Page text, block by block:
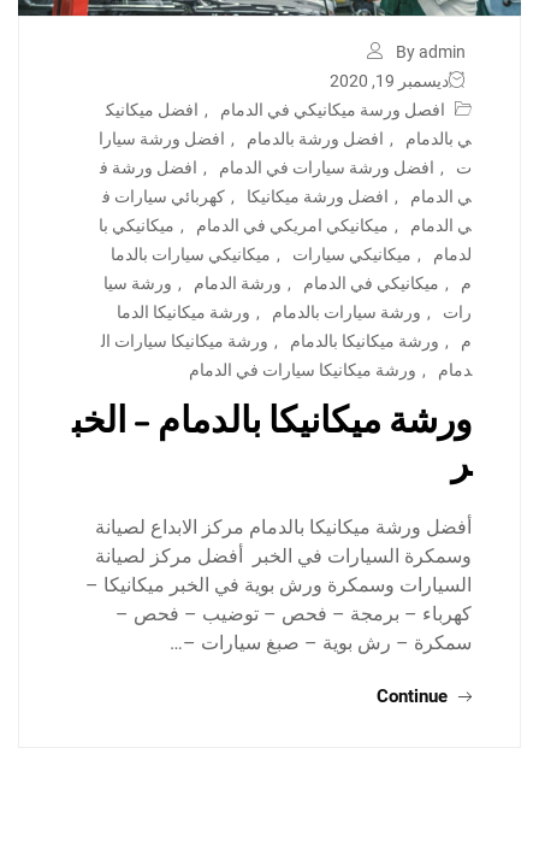
By admin
ديسمبر 19, 2020
افصل ورسة ميكانيكي في الدمام
, افضل ميكانيك
ي بالدمام
, افضل ورشة بالدمام , افضل ورشة سيارا
ت
, افضل ورشة سيارات في الدمام , افضل ورشة ف
ي الدمام
, افضل ورشة ميكانيكا , كهربائي سيارات ف
ي الدمام
, ميكانيكي امريكي في الدمام , ميكانيكي با
لدمام
, ميكانيكي سيارات , ميكانيكي سيارات بالدما
م
, ميكانيكي في الدمام , ورشة الدمام , ورشة سيا
رات
, ورشة سيارات بالدمام , ورشة ميكانيكا الدما
م
, ورشة ميكانيكا بالدمام , ورشة ميكانيكا سيارات ال
دمام
, ورشة ميكانيكا سيارات في الدمام
ورشة ميكانيكا بالدمام – الخب
ر
أفضل ورشة ميكانيكا بالدمام مركز الابداع لصيانة
وسمكرة السيارات في الخبر أفضل مركز لصيانة
السيارات وسمكرة ورش بوية في الخبر ميكانيكا –
كهرباء – برمجة – فحص – توضيب – فحص –
سمكرة – رش بوية – صبغ سيارات –…
Continue